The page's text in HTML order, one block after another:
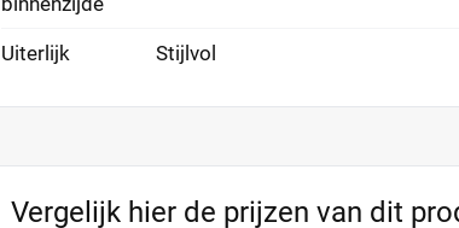
Uiterlijk Stijlvol
Vergelijk hier de prijzen van dit